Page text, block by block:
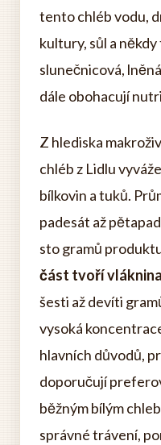
tento chléb vodu,
kultury, sůl a
slunečnicová,
dále obohacují
Z hlediska
chléb z Lidlu
bílkovin a tuků.
padesát až
sto gramů
část tvoří vláknina
šesti až devíti
vysoká
hlavních důvodů,
doporučují
běžným bílým
správné trávení,